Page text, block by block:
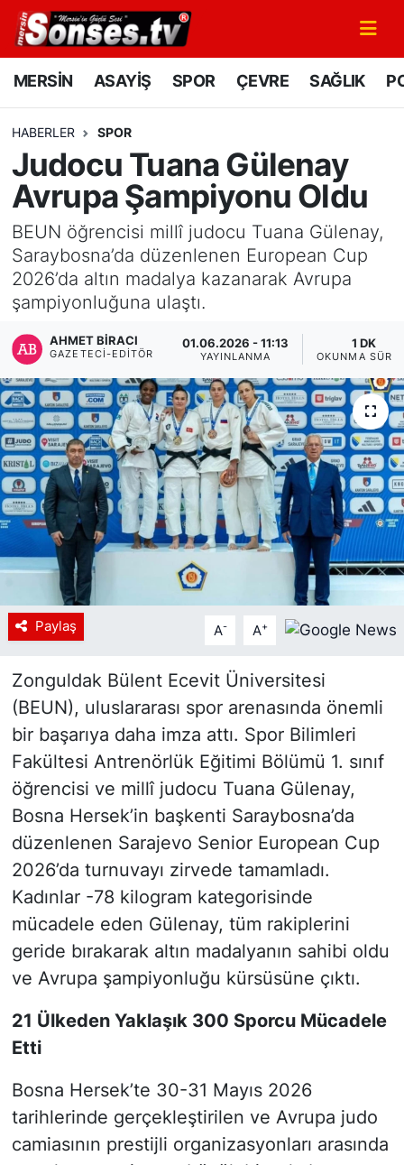
MERSİN ASAYİŞ SPOR ÇEVRE SAĞLIK
HABERLER SPOR
Judocu Tuana Gülenay
Avrupa Şampiyonu Oldu
BEUN öğrencisi millî judocu Tuana Gülenay,
Saraybosna’da düzenlenen European Cup
2026’da altın madalya kazanarak Avrupa
şampiyonluğuna ulaştı.
AHMET BIRACI
GAZETECI-EDITÖR
01.06.2026 - 11:13
YAYINLANMA
1 DK
OKUNMA
Paylaş A- A+
Zonguldak Bülent Ecevit Üniversitesi
(BEUN), uluslararası spor arenasında önemli
bir başarıya daha imza attı. Spor Bilimleri
Fakültesi Antrenörlük Eğitimi Bölümü 1. sınıf
öğrencisi ve millî judocu Tuana Gülenay,
Bosna Hersek’in başkenti Saraybosna’da
düzenlenen Sarajevo Senior European Cup
2026’da turnuvayı zirvede tamamladı.
Kadınlar -78 kilogram kategorisinde
mücadele eden Gülenay, tüm rakiplerini
geride bırakarak altın madalyanın sahibi oldu
ve Avrupa şampiyonluğu kürsüsüne çıktı.
21 Ülkeden Yaklaşık 300 Sporcu Mücadele
Etti
Bosna Hersek’te 30-31 Mayıs 2026
tarihlerinde gerçekleştirilen ve Avrupa judo
camiasının prestijli organizasyonları arasında
MERSİN
SPOR
GÜNÜN MANŞETİ
DÜNYA
KÜLTÜR - SANAT
MAGAZİN
SAĞLIK
Siyaset
YEREL HABER
Haberde insan
Tanıtım
Mersin Nöbetçi Eczaneler
Mersin Namaz Vakitleri
Mersin Trafik Yoğunluk Haritası
Süper Lig Puan Durumu ve Fikstür
Tüm Manşetler
Son Dakika Haberleri
Haber Arşivi